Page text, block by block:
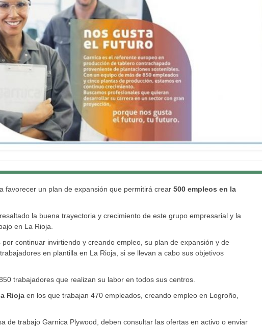
favorecer un plan de expansión que permitirá crear 500 empleos en la
la buena trayectoria y crecimiento de este grupo empresarial y la
en La Rioja.
continuar invirtiendo y creando empleo, su plan de expansión y de
en plantilla en La Rioja, si se llevan a cabo sus objetivos
trabajadores que realizan su labor en todos sus centros.
Rioja en los que trabajan 470 empleados, creando empleo en Logroño,
de trabajo Garnica Plywood, deben consultar las ofertas en activo o enviar